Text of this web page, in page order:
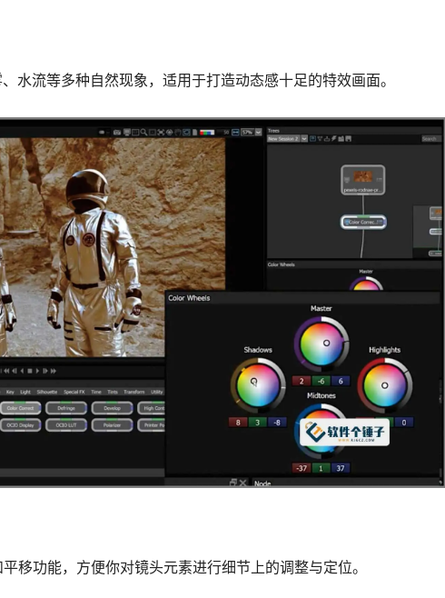
水流等多种自然现象，适用于打造动态感十足的特效画面。
移功能，方便你对镜头元素进行细节上的调整与定位。